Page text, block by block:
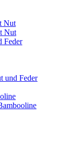
Nut
Nut
Feder
und Feder